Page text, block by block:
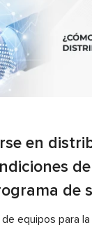
en
de
equipos para